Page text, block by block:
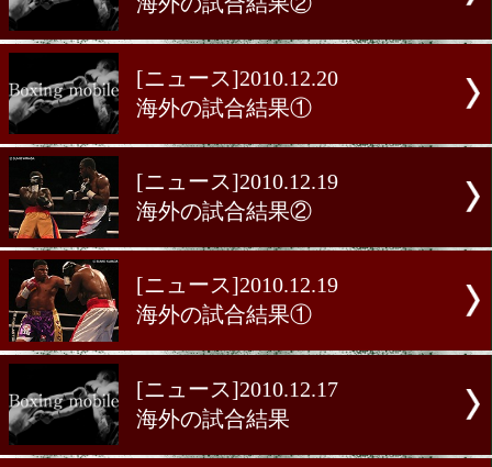
[ニュース]2010.12.20
海外の試合結果③
[ニュース]2010.12.20
[ニュース]2010.12.20
海外の試合結果①